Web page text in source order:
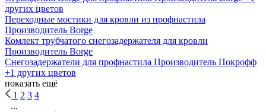
других цветов
Переходные мостики для кровли из профнастила
Производитель Borge
Комлект трубчатого снегозадержателя для кровли
Производитель Borge
Снегозадержатели для профнастила Производитель Покрофф
+1 других цветов
показать ещё
1 2 3 4
...